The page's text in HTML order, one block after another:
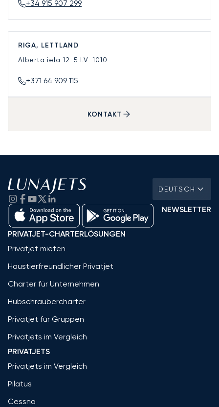
+34 915 907 299
RIGA, LETTLAND
Alberta iela 12-5 LV-1010
+371 64 909 115
KONTAKT
DEUTSCH
NEWSLETTER
PRIVATJET-CHARTERLÖSUNGEN
Privatjet mieten
Haustierfreundlicher Privatjet
Charter für Unternehmen
Hubschraubercharter
Privatjet für Gruppen
Privatjets im Vergleich
PRIVATJETS
Privatjets im Vergleich
Pilatus
Cessna